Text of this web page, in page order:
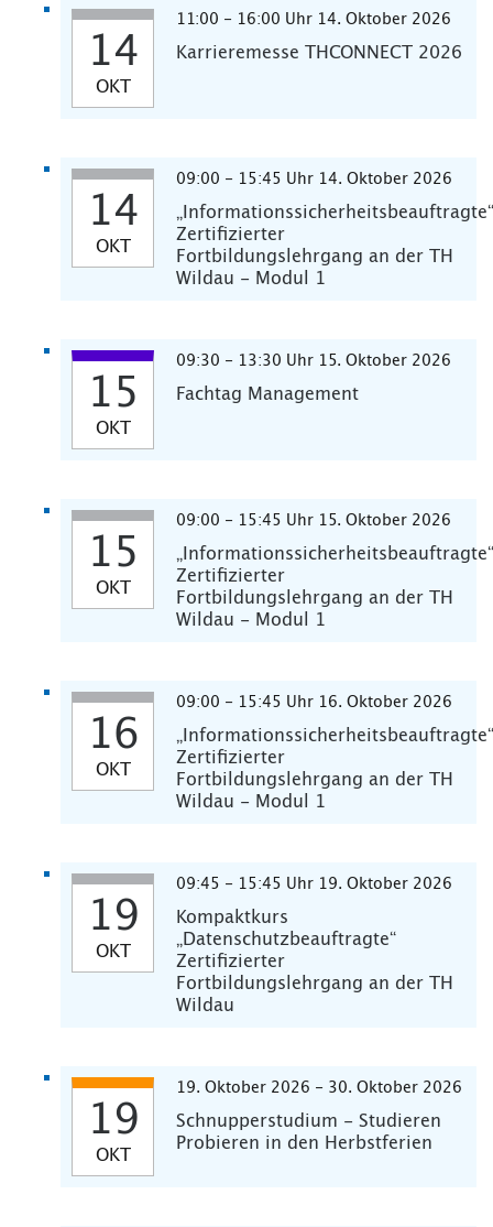
14
OKT
11:00 - 16:00 Uhr 14. Oktober 2026
Karrieremesse THCONNECT 2026
14
OKT
09:00 - 15:45 Uhr 14. Oktober 2026
„Informationssicherheitsbeauftragte“
Zertifizierter
Fortbildungslehrgang an der TH
Wildau - Modul 1
15
OKT
09:30 - 13:30 Uhr 15. Oktober 2026
Fachtag Management
15
OKT
09:00 - 15:45 Uhr 15. Oktober 2026
„Informationssicherheitsbeauftragte“
Zertifizierter
Fortbildungslehrgang an der TH
Wildau - Modul 1
16
OKT
09:00 - 15:45 Uhr 16. Oktober 2026
„Informationssicherheitsbeauftragte“
Zertifizierter
Fortbildungslehrgang an der TH
Wildau - Modul 1
19
OKT
09:45 - 15:45 Uhr 19. Oktober 2026
Kompaktkurs
„Datenschutzbeauftragte“
Zertifizierter
Fortbildungslehrgang an der TH
Wildau
19
OKT
19. Oktober 2026 - 30. Oktober 2026
Schnupperstudium - Studieren
Probieren in den Herbstferien